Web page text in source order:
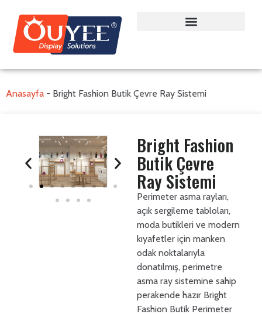
Anasayfa - Bright Fashion Butik Çevre Ray Sistemi
Bright Fashion
Butik Çevre
Ray Sistemi
Perimeter asma rayları,
açık sergileme tabloları,
moda butikleri ve modern
kıyafetler için manken
odak noktalarıyla
donatılmış, perimetre
asma ray sistemine sahip
perakende hazır Bright
Fashion Butik Perimeter